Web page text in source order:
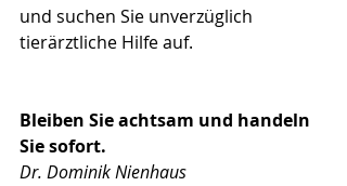
und suchen Sie unverzüglich
tierärztliche Hilfe auf.
Bleiben Sie achtsam und handeln
Sie sofort.
Dr. Dominik Nienhaus